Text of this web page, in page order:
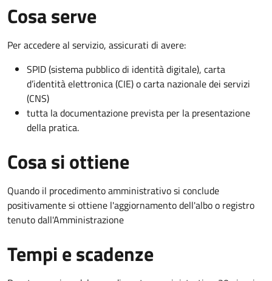
Cosa serve
Per accedere al servizio, assicurati di avere:
SPID (sistema pubblico di identità digitale), carta
d’identità elettronica (CIE) o carta nazionale dei servizi
(CNS)
tutta la documentazione prevista per la presentazione
della pratica.
Cosa si ottiene
Quando il procedimento amministrativo si conclude
positivamente si ottiene l'aggiornamento dell'albo o registro
tenuto dall'Amministrazione
Tempi e scadenze